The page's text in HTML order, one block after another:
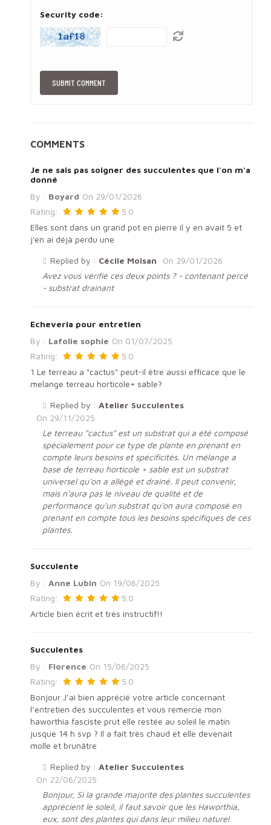
Security code:
COMMENTS
Je ne sais pas soigner des succulentes que l'on m'a
donné
By : Boyard On 29/01/2026
Rating:
5.0
Elles sont dans un grand pot en pierre il y en avait 5 et
j'en ai déjà perdu une
Replied by : Cécile Moisan On 29/01/2026
Avez vous vérifié ces deux points ? - contenant percé
- substrat drainant
Echeveria pour entretien
By : Lafolie sophie On 01/07/2025
Rating:
5.0
1 Le terreau a "cactus" peut-il être aussi efficace que le
melange terreau horticole+ sable?
Replied by : Atelier Succulentes
On 29/11/2025
Le terreau "cactus" est un substrat qui a été composé
spécialement pour ce type de plante en prenant en
compte leurs besoins et spécificités. Un mélange a
base de terreau horticole + sable est un substrat
universel qu'on a allégé et drainé. Il peut convenir,
mais n'aura pas le niveau de qualité et de
performance qu'un substrat qu'on aura composé en
prenant en compte tous les besoins spécifiques de ces
plantes.
Succulente
By : Anne Lubin On 19/06/2025
Rating:
5.0
Article bien écrit et très instructif!!
Succulentes
By : Florence On 15/06/2025
Rating:
5.0
Bonjour J’ai bien apprécié votre article concernant
l’entretien des succulentes et vous remercie mon
haworthia fasciste prut elle restée au soleil le matin
jusque 14 h svp ? Il a fait très chaud et elle devenait
molle et brunâtre
Replied by : Atelier Succulentes
On 22/06/2025
Bonjour, Si la grande majorité des plantes succulentes
apprécient le soleil, il faut savoir que les Haworthia,
eux, sont des plantes qui dans leur milieu naturel